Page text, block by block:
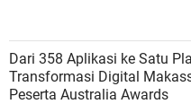
Dari 358 Aplikasi ke Satu
Transformasi Digital
Peserta Australia Awards